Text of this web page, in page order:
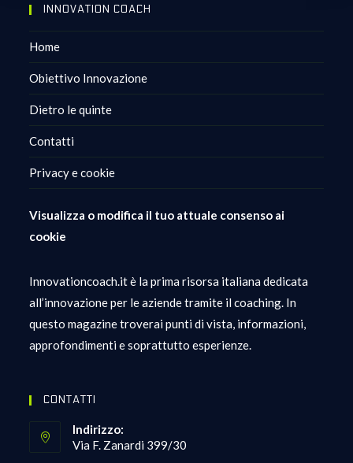
INNOVATION COACH
Home
Obiettivo Innovazione
Dietro le quinte
Contatti
Privacy e cookie
Visualizza o modifica il tuo attuale consenso ai
cookie
Innovationcoach.it è la prima risorsa italiana dedicata
all’innovazione per le aziende tramite il coaching. In
questo magazine troverai punti di vista, informazioni,
approfondimenti e soprattutto esperienze.
CONTATTI
Indirizzo:
Via F. Zanardi 399/30